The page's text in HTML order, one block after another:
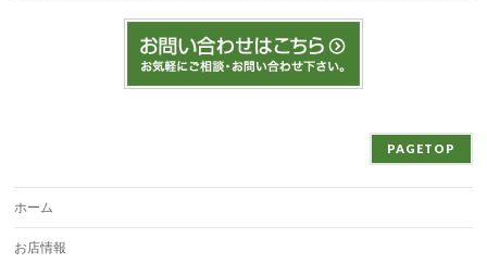
PAGETOP
ホーム
お店情報